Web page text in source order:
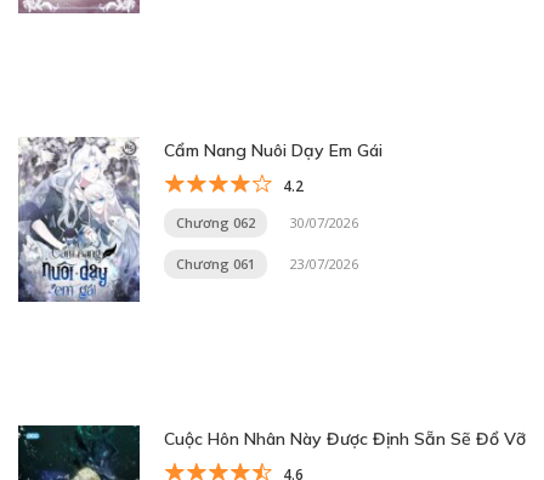
Cẩm Nang Nuôi Dạy Em Gái
4.2
Chương 062 30/07/2026
Chương 061 23/07/2026
Cuộc Hôn Nhân Này Được Định Sẵn Sẽ Đổ Vỡ
4.6